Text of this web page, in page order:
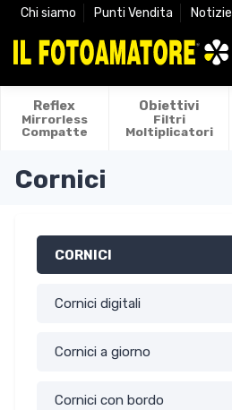
Chi siamo Punti Vendita Notizie
Reflex
Mirrorless
Compatte
Obiettivi
Filtri
Moltiplicatori
Cornici
CORNICI
Cornici digitali
Cornici a giorno
Cornici con bordo